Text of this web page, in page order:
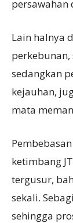
persawahan
Lain halnya
sedangkan
kejauhan,
mata
ketimbang
tergusur,
sekali.
sehingga